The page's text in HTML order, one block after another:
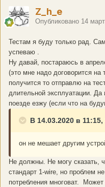
Z_h_e
Опубликовано 14
Тестам я буду только рад.
успеваю .
Ну давай, постараюсь в
(это мне надо договорится на
получится то отправлю на
длительной эксплуатации.
поезде езжу (если что на
В 14.03.2020 в
он не мешает другим
Не должны. Не могу сказать,
стандарт 1-wire, но проблем
потребления многоват.